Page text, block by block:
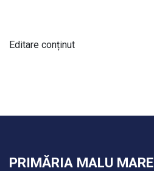
Editare conținut
PRIMĂRIA MALU MARE